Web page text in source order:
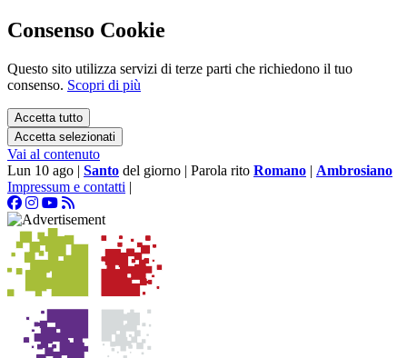
Consenso Cookie
Questo sito utilizza servizi di terze parti che richiedono il tuo
consenso. Scopri di più
Accetta tutto
Accetta selezionati
Vai al contenuto
Lun 10 ago | Santo del giorno | Parola rito Romano | Ambrosiano
Impressum e contatti |